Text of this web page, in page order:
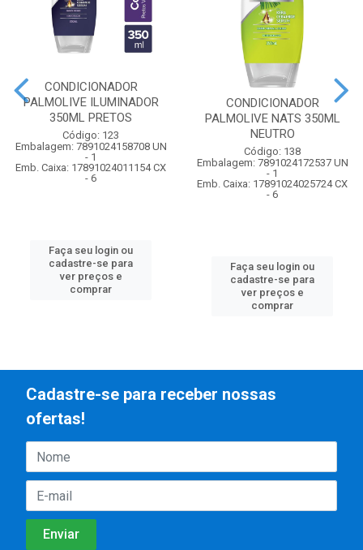
CONDICIONADOR
PALMOLIVE ILUMINADOR
350ML PRETOS
Código: 123
Embalagem: 7891024158708 UN
- 1
Emb. Caixa: 17891024011154 CX
- 6
Faça seu login ou
cadastre-se para
ver preços e
comprar
CONDICIONADOR
PALMOLIVE NATS 350ML
NEUTRO
Código: 138
Embalagem: 7891024172537 UN
- 1
Emb. Caixa: 17891024025724 CX
- 6
Faça seu login ou
cadastre-se para
ver preços e
comprar
Cadastre-se para receber nossas
ofertas!